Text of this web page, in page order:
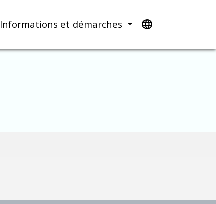
Informations et démarches language